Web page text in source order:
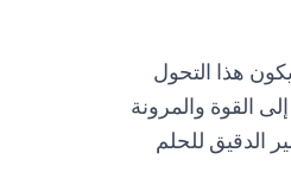
هذا التحول
القوة والمرونة
الدقيق للحلم